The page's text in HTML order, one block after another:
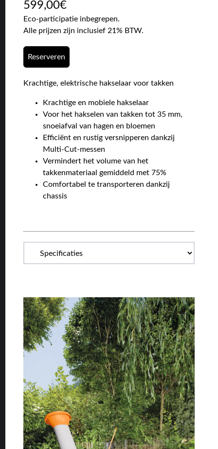
599,00€
Eco-participatie inbegrepen.
Alle prijzen zijn inclusief 21% BTW.
Reserveren
Krachtige, elektrische hakselaar voor takken
Krachtige en mobiele hakselaar
Voor het hakselen van takken tot 35 mm,
snoeiafval van hagen en bloemen
Efficiënt en rustig versnipperen dankzij
Multi-Cut-messen
Vermindert het volume van het
takkenmateriaal gemiddeld met 75%
Comfortabel te transporteren dankzij
chassis